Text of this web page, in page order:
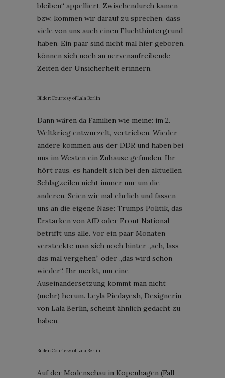
bleiben“ appelliert. Zwischendurch kamen
bzw. kommen wir darauf zu sprechen, dass
viele von uns auch einen Fluchthintergrund
haben. Ein paar sind nicht mal hier geboren,
können sich noch an nervenaufreibende
Zeiten der Unsicherheit erinnern.
Bilder: Courtesy of Lala Berlin
Dann wären da Familien wie meine: im 2.
Weltkrieg entwurzelt, vertrieben. Wieder
andere kommen aus der DDR und haben bei
uns im Westen ein Zuhause gefunden. Ihr
hört raus, es handelt sich bei den aktuellen
Schlagzeilen nicht immer nur um die
anderen. Seien wir mal ehrlich und fassen
uns an die eigene Nase: Trumps Politik, das
Erstarken von AfD oder Front National
betrifft uns alle. Vor ein paar Monaten
versteckte man sich noch hinter „ach, lass
das mal vergehen“ oder „das wird schon
wieder“. Ihr merkt, um eine
Auseinandersetzung kommt man nicht
(mehr) herum. Leyla Piedayesh, Designerin
von Lala Berlin, scheint ähnlich gedacht zu
haben.
Bilder: Courtesy of Lala Berlin
Auf der Modenschau in Kopenhagen (Fall